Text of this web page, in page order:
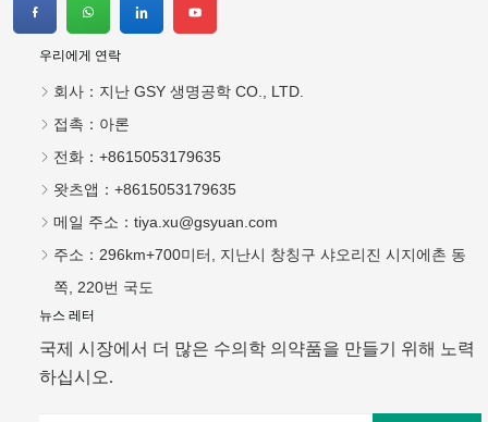
우리에게 연락
회사： 지난 GSY 생명공학 CO., LTD.
접촉： 아론
전화： +8615053179635
왓츠앱： +8615053179635
메일 주소： tiya.xu@gsyuan.com
주소： 296km+700미터, 지난시 창칭구 샤오리진 시지에촌 동
쪽, 220번 국도
뉴스 레터
국제 시장에서 더 많은 수의학 의약품을 만들기 위해 노력
하십시오.